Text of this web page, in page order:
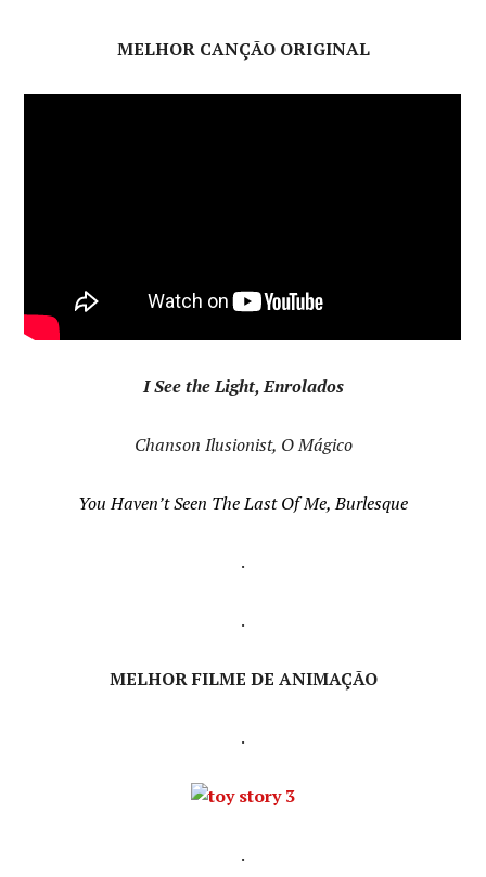
MELHOR CANÇÃO ORIGINAL
I See the Light, Enrolados
Chanson Ilusionist, O Mágico
You Haven’t Seen The Last Of Me, Burlesque
.
.
MELHOR FILME DE ANIMAÇÃO
.
.